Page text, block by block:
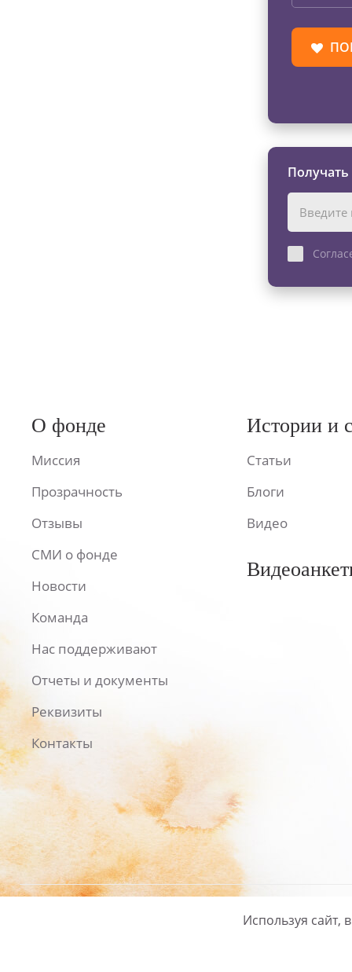
О фонде
Миссия
Прозрачность
Отзывы
СМИ о фонде
Новости
Команда
Нас поддерживают
Отчеты и документы
Реквизиты
Контакты
Истории и
Статьи
Блоги
Видео
Политика
Используя сайт,